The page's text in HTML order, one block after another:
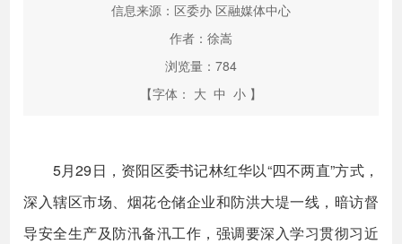
信息来源：区委办 区融媒体中心
作者：徐嵩
浏览量： 784
【字体： 大 中 小 】
5月29日，资阳区委书记林红华以“四不两直”方式，
深入辖区市场、烟花仓储企业和防洪大堤一线，暗访督
导安全生产及防汛备汛工作，强调要深入学习贯彻习近